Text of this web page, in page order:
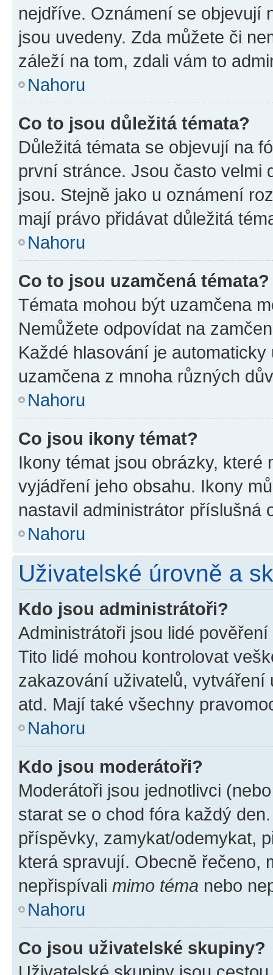
nejdříve. Oznámení se objevují
jsou uvedeny. Zda můžete či
záleží na tom, zdali vám to
Nahoru
Co to jsou důležitá témata?
Důležitá témata se objevují na
první stránce. Jsou často velmi
jsou. Stejně jako u oznámení
mají právo přidávat důležitá
Nahoru
Co to jsou uzamčená témata?
Témata mohou být uzamčena
Nemůžete odpovídat na
Každé hlasování je
uzamčena z mnoha různých
Nahoru
Co jsou ikony témat?
Ikony témat jsou obrázky,
vyjádření jeho obsahu. Ikony
nastavil administrátor příslušná
Nahoru
Uživatelské úrovně a
Kdo jsou administrátoři?
Administrátoři jsou lidé
Tito lidé mohou kontrolovat
zakazování uživatelů,
atd. Mají také všechny
Nahoru
Kdo jsou moderátoři?
Moderátoři jsou jednotlivci
starat se o chod fóra každý
příspěvky, zamykat/odemykat,
která spravují. Obecně řečeno,
nepřispívali mimo téma nebo
Nahoru
Co jsou uživatelské skupiny?